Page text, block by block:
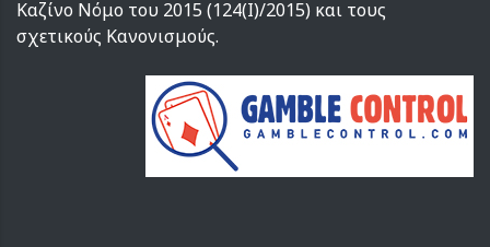
Καζίνο Νόμο του 2015 (124(I)/2015) και τους
σχετικούς Κανονισμούς.